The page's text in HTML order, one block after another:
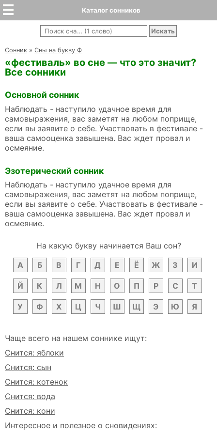
Каталог сонников
Cонник » Сны на букву Ф
«фестиваль» во сне — что это значит?
Все сонники
Основной сонник
Наблюдать - наступило удачное время для
самовыражения, вас заметят на любом поприще,
если вы заявите о себе. Участвовать в фестивале -
ваша самооценка завышена. Вас ждет провал и
осмеяние.
Эзотерический сонник
Наблюдать - наступило удачное время для
самовыражения, вас заметят на любом поприще,
если вы заявите о себе. Участвовать в фестивале -
ваша самооценка завышена. Вас ждет провал и
осмеяние.
На какую букву начинается Ваш сон?
А
Б В Г Д Е Ё Ж З И
Й К Л М Н О П Р С Т
У Ф Х Ц Ч Ш Щ Э Ю Я
Чаще всего на нашем соннике ищут:
Снится: яблоки
Снится: сын
Снится: котенок
Снится: вода
Снится: кони
Интересное и полезное о сновидениях: